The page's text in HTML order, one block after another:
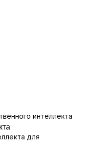
интеллекта
для